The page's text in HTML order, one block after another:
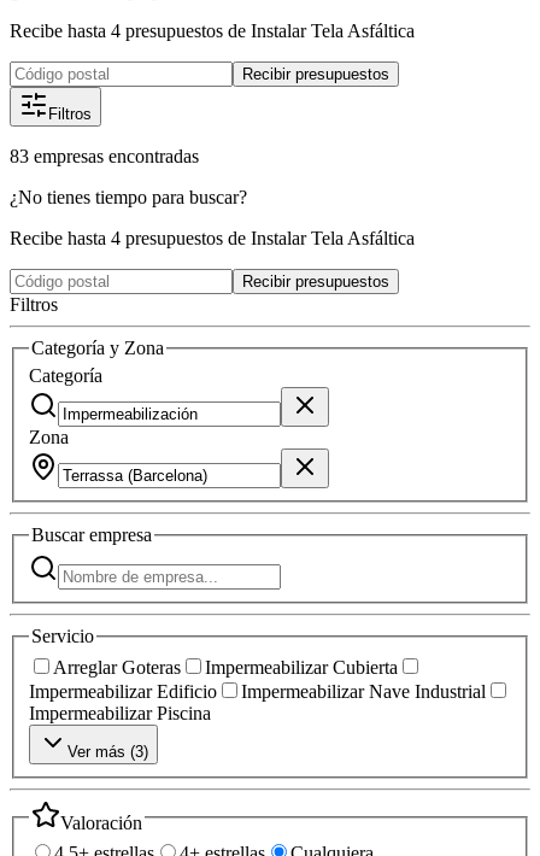
Recibe hasta 4 presupuestos de Instalar Tela Asfáltica
Recibir presupuestos
Filtros
83 empresas encontradas
¿No tienes tiempo para buscar?
Recibe hasta 4 presupuestos de Instalar Tela Asfáltica
Recibir presupuestos
Filtros
Categoría y Zona
Categoría
Zona
Buscarempresa
Servicio
Arreglar Goteras
Impermeabilizar Cubierta
Impermeabilizar Edificio
Impermeabilizar Nave Industrial
Impermeabilizar Piscina
Ver más (3)
Valoración